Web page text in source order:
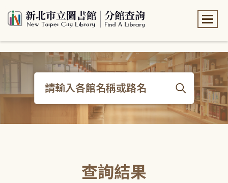
查詢結果